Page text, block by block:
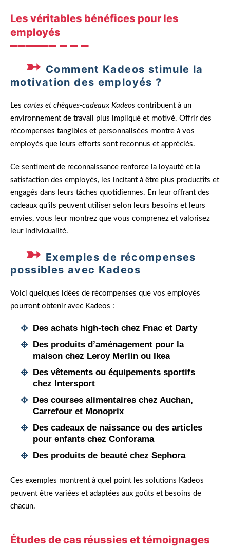
Les véritables bénéfices pour les
employés
Comment Kadeos stimule la
motivation des employés ?
Les cartes et chèques-cadeaux Kadeos contribuent à un
environnement de travail plus impliqué et motivé. Offrir des
récompenses tangibles et personnalisées montre à vos
employés que leurs efforts sont reconnus et appréciés.
Ce sentiment de reconnaissance renforce la loyauté et la
satisfaction des employés, les incitant à être plus productifs et
engagés dans leurs tâches quotidiennes. En leur offrant des
cadeaux qu’ils peuvent utiliser selon leurs besoins et leurs
envies, vous leur montrez que vous comprenez et valorisez
leur individualité.
Exemples de récompenses
possibles avec Kadeos
Voici quelques idées de récompenses que vos employés
pourront obtenir avec Kadeos :
Des achats high-tech chez Fnac et Darty
Des produits d’aménagement pour la
maison chez Leroy Merlin ou
Ikea
Des vêtements ou équipements sportifs
chez
Intersport
Des courses alimentaires chez Auchan,
Carrefour et Monoprix
Des cadeaux de naissance ou des articles
pour enfants chez Conforama
Des produits de beauté chez Sephora
Ces exemples montrent à quel point les solutions Kadeos
peuvent être variées et adaptées aux goûts et besoins de
chacun.
Études de cas réussies et témoignages